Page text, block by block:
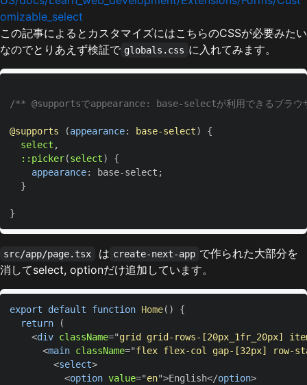
omizable_select
この記事によるとカスタマイズにはこちらのCSSが必要みたい
なのでとりあえず検証で globals.css に入れてみます。
/** @supportsでappearance: base-selectが利用できるブラウ
@supports (appearance: base-select)
{
select ,
::picker(select)
{
appearance: base-select ;
}
}
src/app/page.tsx は create-next-app で作られた大部分を
消してselect, optionだけ追加しています。
export default function Home( )
{
return
(
<div className="grid grid-rows-[20px_1fr_20px]
<main className="flex flex-col gap-[32px] row-
<select>
<option value="en">English</option>